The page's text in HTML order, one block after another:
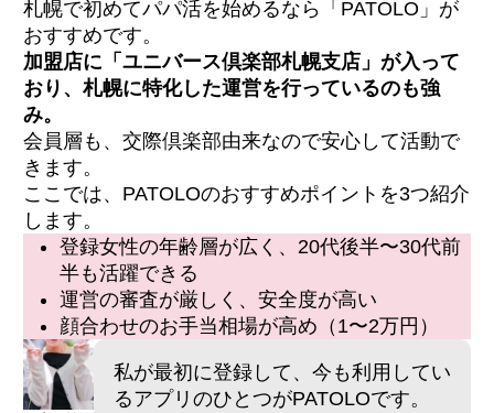
札幌で初めてパパ活を始めるなら「PATOLO」が
おすすめです。
加盟店に「ユニバース倶楽部札幌支店」が入って
おり、札幌に特化した運営を行っているのも強
み。
会員層も、交際倶楽部由来なので安心して活動で
きます。
ここでは、PATOLOのおすすめポイントを3つ紹介
します。
登録女性の年齢層が広く、20代後半〜30代前
半も活躍できる
運営の審査が厳しく、安全度が高い
顔合わせのお手当相場が高め（1〜2万円）
私が最初に登録して、今も利用してい
るアプリのひとつがPATOLOです。